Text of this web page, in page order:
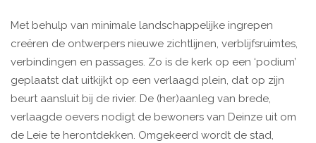
Met behulp van minimale landschappelijke ingrepen
creëren de ontwerpers nieuwe zichtlijnen, verblijfsruimtes,
verbindingen en passages. Zo is de kerk op een ‘podium’
geplaatst dat uitkijkt op een verlaagd plein, dat op zijn
beurt aansluit bij de rivier. De (her)aanleg van brede,
verlaagde oevers nodigt de bewoners van Deinze uit om
de Leie te herontdekken. Omgekeerd wordt de stad,